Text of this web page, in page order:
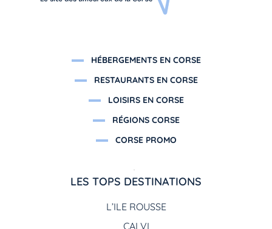
HÉBERGEMENTS EN CORSE
RESTAURANTS EN CORSE
LOISIRS EN CORSE
RÉGIONS CORSE
CORSE PROMO
LES TOPS DESTINATIONS
L’ILE ROUSSE
CALVI